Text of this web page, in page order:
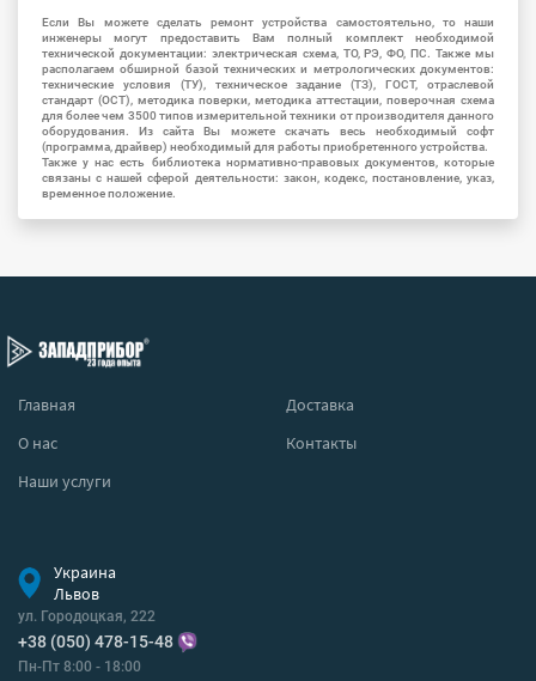
Если Вы можете сделать ремонт устройства самостоятельно, то наши
инженеры могут предоставить Вам полный комплект необходимой
технической документации: электрическая схема, ТО, РЭ, ФО, ПС. Также мы
располагаем обширной базой технических и метрологических документов:
технические условия (ТУ), техническое задание (ТЗ), ГОСТ, отраслевой
стандарт (ОСТ), методика поверки, методика аттестации, поверочная схема
для более чем 3500 типов измерительной техники от производителя данного
оборудования. Из сайта Вы можете скачать весь необходимый софт
(программа, драйвер) необходимый для работы приобретенного устройства.
Также у нас есть библиотека нормативно-правовых документов, которые
связаны с нашей сферой деятельности: закон, кодекс, постановление, указ,
временное положение.
Главная
Доставка
О нас
Контакты
Наши услуги
Украина
Львов
ул. Городоцкая, 222
+38 (050) 478-15-48
Пн-Пт 8:00 - 18:00